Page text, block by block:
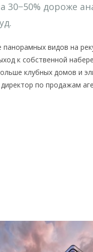
дороже
видов на
к собственной
клубных домов и
по продажам